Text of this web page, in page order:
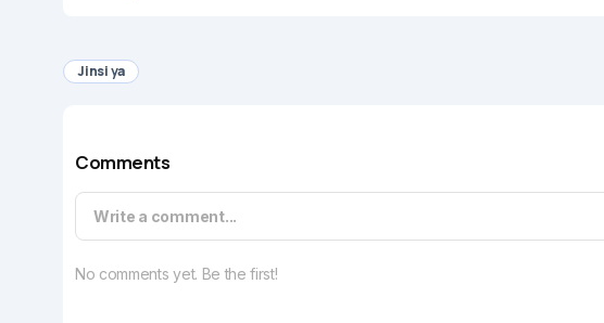
Jinsi ya
Comments
Write a comment...
No comments yet. Be the first!